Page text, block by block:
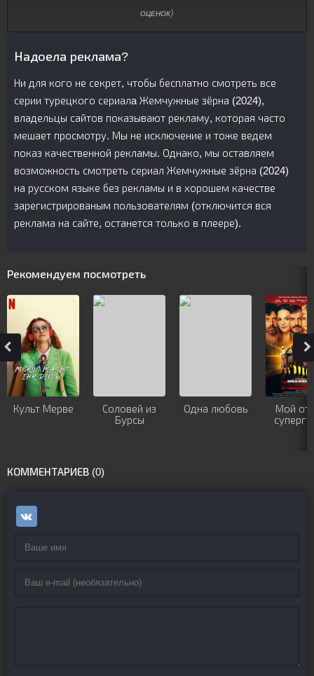
оценок)
Надоела реклама?
Ни для кого не секрет, чтобы бесплатно смотреть все
серии турецкого сериалa Жемчужные зёрна (2024),
владельцы сайтов показывают рекламу, которая часто
мешает просмотру. Мы не исключение и тоже ведем
показ качественной рекламы. Однако, мы оставляем
возможность смотреть сериал Жемчужные зёрна (2024)
на русском языке без рекламы и в хорошем качестве
зарегистрированым пользователям (отключится вся
реклама на сайте, останется только в плеере).
Рекомендуем посмотреть
Культ Мерве
Соловей из
Бурсы
Одна любовь
Мой
КОММЕНТАРИЕВ (0)